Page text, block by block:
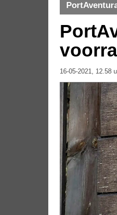
16-05-2021, 12.58